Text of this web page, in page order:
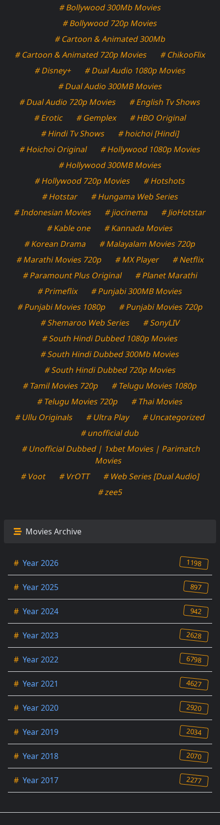
# Bollywood 300Mb Movies
# Bollywood 720p Movies
# Cartoon & Animated 300Mb
# Cartoon & Animated 720p Movies
# ChikooFlix
# Disney+
# Dual Audio 1080p Movies
# Dual Audio 300MB Movies
# Dual Audio 720p Movies
# English Tv Shows
# Erotic
# Gemplex
# HBO Original
# Hindi Tv Shows
# hoichoi [Hindi]
# Hoichoi Original
# Hollywood 1080p Movies
# Hollywood 300MB Movies
# Hollywood 720p Movies
# Hotshots
# Hotstar
# Hungama Web Series
# Indonesian Movies
# jiocinema
# JioHotstar
# Kable one
# Kannada Movies
# Korean Drama
# Malayalam Movies 720p
# Marathi Movies 720p
# MX Player
# Netflix
# Paramount Plus Original
# Planet Marathi
# Primeflix
# Punjabi 300MB Movies
# Punjabi Movies 1080p
# Punjabi Movies 720p
# Shemaroo Web Series
# SonyLIV
# South Hindi Dubbed 1080p Movies
# South Hindi Dubbed 300Mb Movies
# South Hindi Dubbed 720p Movies
# Tamil Movies 720p
# Telugu Movies 1080p
# Telugu Movies 720p
# Thai Movies
# Ullu Originals
# Ultra Play
# Uncategorized
# unofficial dub
# Unofficial Dubbed | 1xbet Movies | Parimatch
Movies
# Voot
# VrOTT
# Web Series [Dual Audio]
# zee5
Movies Archive
# Year 2026 1198
# Year 2025 897
# Year 2024 942
# Year 2023 2628
# Year 2022 6798
# Year 2021 4627
# Year 2020 2920
# Year 2019 2034
# Year 2018 2070
# Year 2017 2277